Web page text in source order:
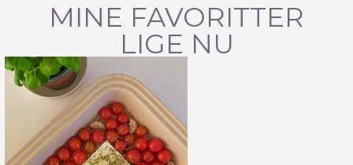
MINE FAVORITTER
LIGE NU